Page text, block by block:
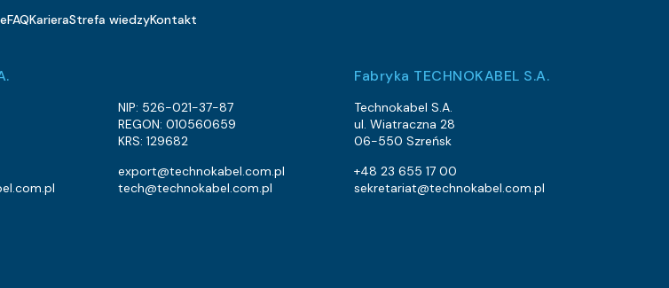
6.5
193.3
FAQKarieraStrefa wiedzyKontakt
NIP: 526-021-37-87
REGON: 010560659
KRS: 129682
export@technokabel.com.pl
tech@technokabel.com.pl
Fabryka TECHNOKABEL S.A.
Technokabel S.A.
ul. Wiatraczna 28
06-550 Szreńsk
+48 23 655 17 00
sekretariat@technokabel.com.pl